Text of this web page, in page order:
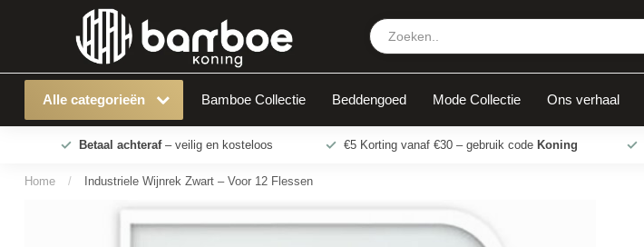
Alle categorieën Bamboe Collectie Beddengoed Mode Collectie Ons verhaal
Betaal achteraf– veilig en kosteloos €5 Korting vanaf €30 – gebruik code Koning
Home / Industriele Wijnrek Zwart – Voor 12 Flessen
Industriele Wijnrek Zwart – Voor 12 Flessen